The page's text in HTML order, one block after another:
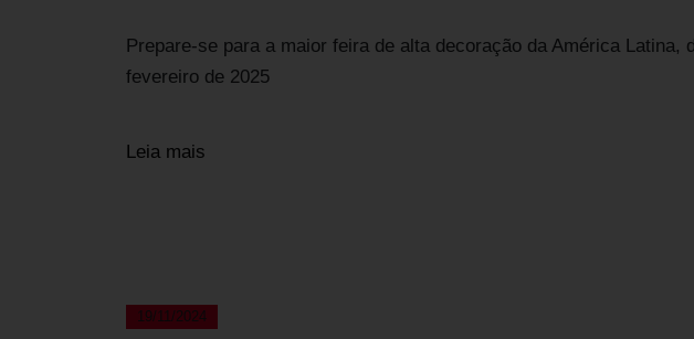
Prepare-se para a maior feira de alta decoração da América Latina,
fevereiro de 2025
Leia mais
19/11/2024